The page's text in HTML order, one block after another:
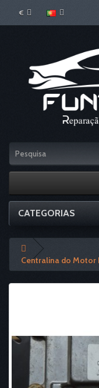
€
CATEGORIAS
Centralina do Motor